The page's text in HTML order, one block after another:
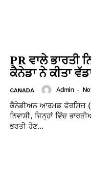
PR ਵਾਲੇ ਭਾਰਤੀ
ਕੈਨੇਡਾ ਨੇ ਕੀਤਾ
CANADA Admin -
ਕੈਨੇਡੀਅਨ ਆਰਮਡ ਫੋਰਸਿਜ਼
ਨਿਵਾਸੀ, ਜਿਨ੍ਹਾਂ ਵਿੱਚ
ਭਰਤੀ ਹੋਣ...